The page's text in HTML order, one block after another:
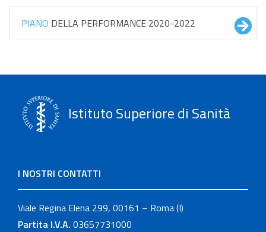
PIANO DELLA PERFORMANCE 2020-2022
Istituto Superiore di Sanità
I NOSTRI CONTATTI
Viale Regina Elena 299, 00161 – Roma (I)
Partita I.V.A. 03657731000